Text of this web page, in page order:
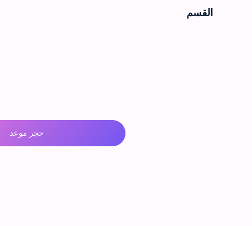
القسم
حجز موعد